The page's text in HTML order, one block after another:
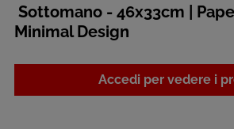
Sottomano - 46x33cm |
Minimal Design
Accedi per vedere i